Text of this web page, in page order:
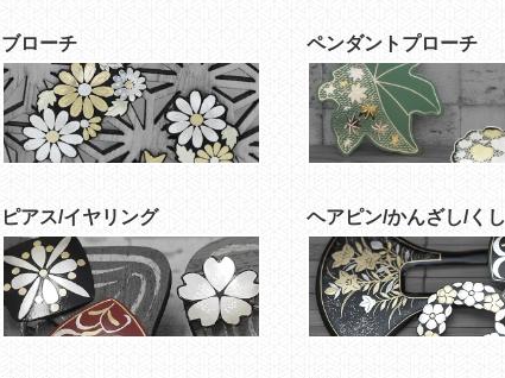
ブローチ ペンダントプローチ
ピアス/イヤリング ヘアピン/かんざし/くし